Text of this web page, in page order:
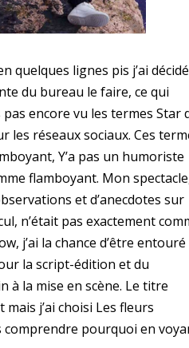
quelques lignes pis j’ai décidé
du bureau le faire, ce qui
encore vu les termes Star
les réseaux sociaux. Ces
Y’a pas un humoriste
flamboyant. Mon
et d’anecdotes sur
n’était pas exactement
j’ai la chance d’être entouré
la script-édition et du
à la mise en scène. Le titre
j’ai choisi Les fleurs
pourquoi en